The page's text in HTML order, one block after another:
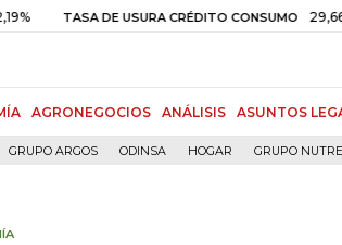
TASA DE USURA CRÉDITO CONSUMO 29,66%
AGRONEGOCIOS ANÁLISIS ASUNTOS
GRUPO ARGOS ODINSA HOGAR GRUPO